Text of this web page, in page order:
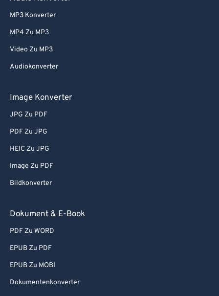
MP3 Konverter
MP4 Zu MP3
Video Zu MP3
Audiokonverter
Image Konverter
JPG Zu PDF
PDF Zu JPG
HEIC Zu JPG
Image Zu PDF
Bildkonverter
Dokument & E-Book
PDF Zu WORD
EPUB Zu PDF
EPUB Zu MOBI
Dokumentenkonverter